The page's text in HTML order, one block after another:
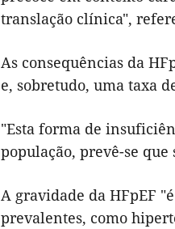
translação clínica",
As consequências da
e, sobretudo, uma taxa
"Esta forma de
população, prevê-se
A gravidade da HFpEF
prevalentes, como